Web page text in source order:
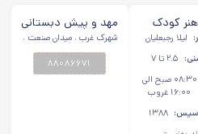
کودک
غرب
لیلا رجبعلیان
۲.۵ تا ۷
۰۸:۳۰ صبح الی
۱۶:۰۰ غروب
۱۳۸۸
مهد و پیش دبستانی
و شیرخوارگاه دالوان
- دایان سابق شهرک
غرب
شهرک غرب ، میدان صنعت ،
خیابان ایران زمین ، پلاک ۲۷
۸۸۰۸۶۶۷۱